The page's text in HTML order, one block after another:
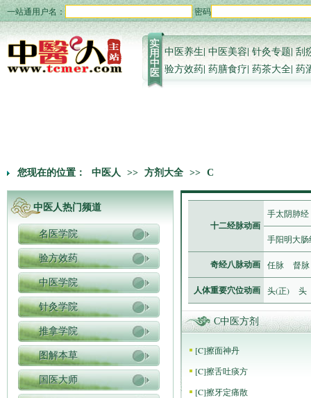
一站通用户名： 密码
中医养生|中医美容|针灸专题|刮
验方效药| 药膳食疗| 药茶大全| 药
您现在的位置： 中医人 >> 方剂大全 >> C
中医人热门频道
名医学院
验方效药
中医学院
针灸学院
推拿学院
图解本草
国医大师
十二经脉动画
手太阴肺经
手阳明大肠
奇经八脉动画 任脉 督脉
人体重要穴位动画 头(正) 头
C中医方剂
[C]擦面神丹
[C]擦舌吐痰方
[C]擦牙定痛散